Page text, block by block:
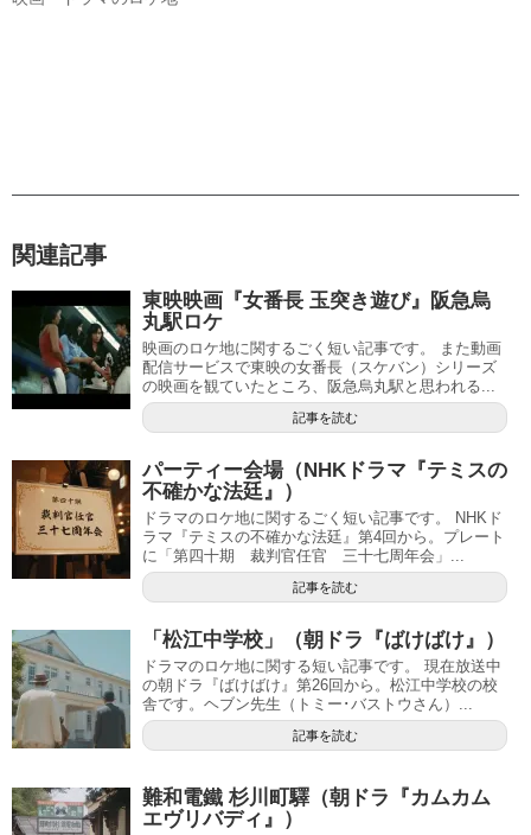
関連記事
東映映画『女番長 玉突き遊び』阪急烏
丸駅ロケ
映画のロケ地に関するごく短い記事です。 また動画
配信サービスで東映の女番長（スケバン）シリーズ
の映画を観ていたところ、阪急烏丸駅と思われる...
記事を読む
パーティー会場（NHKドラマ『テミスの
不確かな法廷』）
ドラマのロケ地に関するごく短い記事です。 NHKド
ラマ『テミスの不確かな法廷』第4回から。プレート
に「第四十期 裁判官任官 三十七周年会」...
記事を読む
「松江中学校」（朝ドラ『ばけばけ』）
ドラマのロケ地に関する短い記事です。 現在放送中
の朝ドラ『ばけばけ』第26回から。松江中学校の校
舎です。ヘブン先生（トミー･バストウさん）...
記事を読む
難和電鐵 杉川町驛（朝ドラ『カムカム
エヴリバディ』）